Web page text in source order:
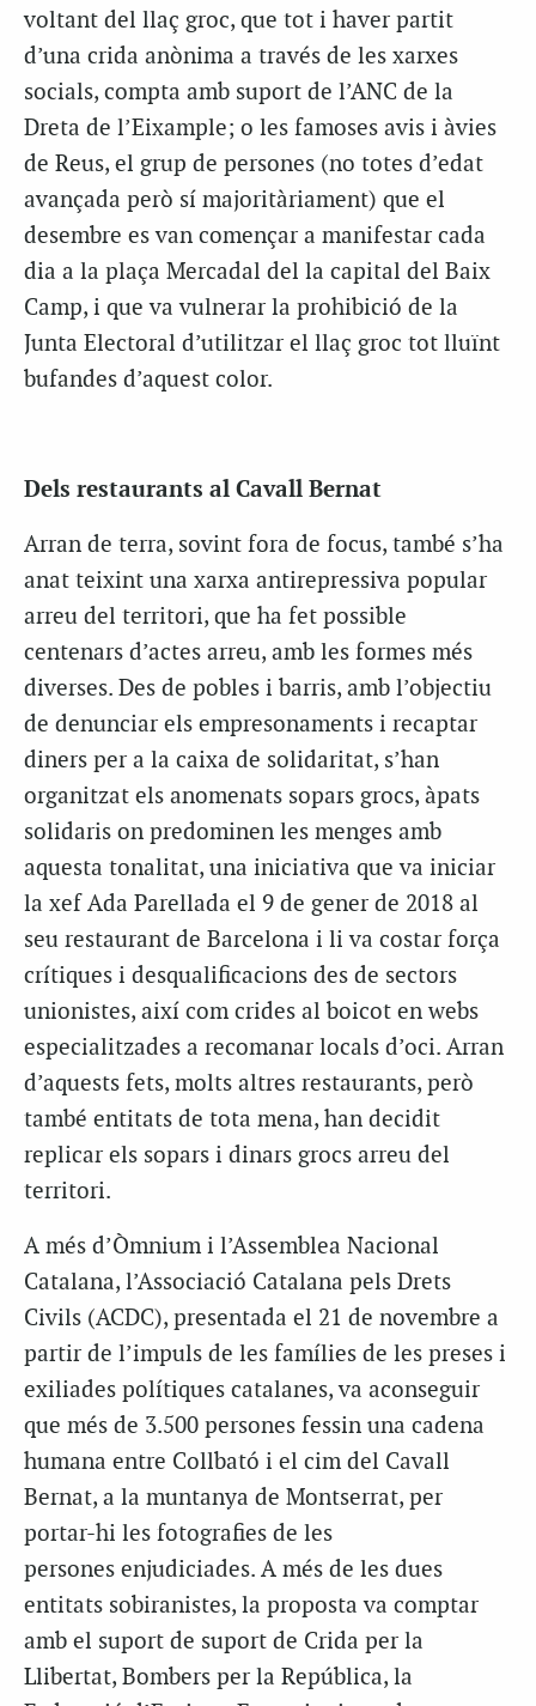
voltant del llaç groc, que tot i haver partit
d’una crida anònima a través de les xarxes
socials, compta amb suport de l’ANC de la
Dreta de l’Eixample; o les famoses avis i àvies
de Reus, el grup de persones (no totes d’edat
avançada però sí majoritàriament) que el
desembre es van començar a manifestar cada
dia a la plaça Mercadal del la capital del Baix
Camp, i que va vulnerar la prohibició de la
Junta Electoral d’utilitzar el llaç groc tot lluïnt
bufandes d’aquest color.
Dels restaurants al Cavall Bernat
Arran de terra, sovint fora de focus, també s’ha
anat teixint una xarxa antirepressiva popular
arreu del territori, que ha fet possible
centenars d’actes arreu, amb les formes més
diverses. Des de pobles i barris, amb l’objectiu
de denunciar els empresonaments i recaptar
diners per a la caixa de solidaritat, s’han
organitzat els anomenats sopars grocs, àpats
solidaris on predominen les menges amb
aquesta tonalitat, una iniciativa que va iniciar
la xef Ada Parellada el 9 de gener de 2018 al
seu restaurant de Barcelona i li va costar força
crítiques i desqualificacions des de sectors
unionistes, així com crides al boicot en webs
especialitzades a recomanar locals d’oci. Arran
d’aquests fets, molts altres restaurants, però
també entitats de tota mena, han decidit
replicar els sopars i dinars grocs arreu del
territori.
A més d’Òmnium i l’Assemblea Nacional
Catalana, l’Associació Catalana pels Drets
Civils (ACDC), presentada el 21 de novembre a
partir de l’impuls de les famílies de les preses i
exiliades polítiques catalanes, va aconseguir
que més de 3.500 persones fessin una cadena
humana entre Collbató i el cim del Cavall
Bernat, a la muntanya de Montserrat, per
portar-hi les fotografies de les
persones enjudiciades. A més de les dues
entitats sobiranistes, la proposta va comptar
amb el suport de suport de Crida per la
Llibertat, Bombers per la República, la